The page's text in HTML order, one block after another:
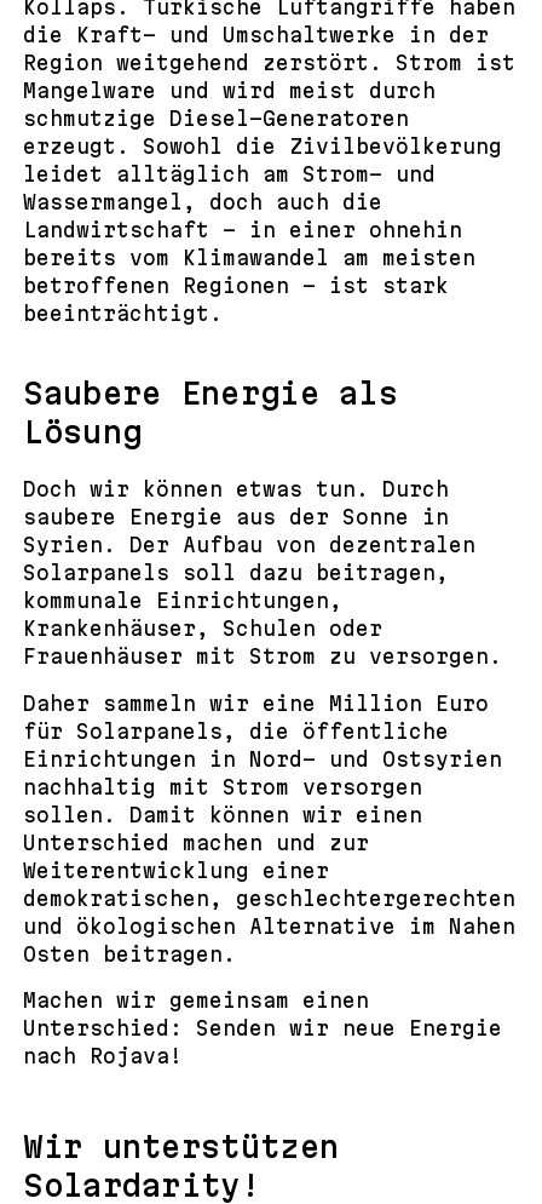
Kollaps. Türkische Luftangriffe haben
die Kraft- und Umschaltwerke in der
Region weitgehend zerstört. Strom ist
Mangelware und wird meist durch
schmutzige Diesel-Generatoren
erzeugt. Sowohl die Zivilbevölkerung
leidet alltäglich am Strom- und
Wassermangel, doch auch die
Landwirtschaft – in einer ohnehin
bereits vom Klimawandel am meisten
betroffenen Regionen – ist stark
beeinträchtigt.
Saubere Energie als
Lösung
Doch wir können etwas tun. Durch
saubere Energie aus der Sonne in
Syrien. Der Aufbau von dezentralen
Solarpanels soll dazu beitragen,
kommunale Einrichtungen,
Krankenhäuser, Schulen oder
Frauenhäuser mit Strom zu versorgen.
Daher sammeln wir eine Million Euro
für Solarpanels, die öffentliche
Einrichtungen in Nord- und Ostsyrien
nachhaltig mit Strom versorgen
sollen. Damit können wir einen
Unterschied machen und zur
Weiterentwicklung einer
demokratischen, geschlechtergerechten
und ökologischen Alternative im Nahen
Osten beitragen.
Machen wir gemeinsam einen
Unterschied: Senden wir neue Energie
nach Rojava!
Wir unterstützen
Solardarity!